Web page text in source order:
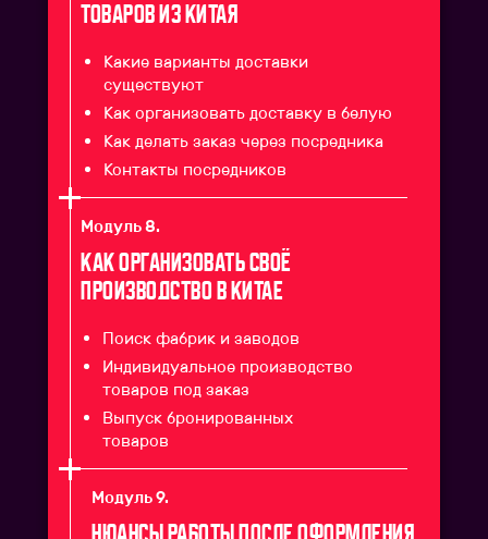
Модуль 9.
Нюансы работы после оформления
Модуль 8.
Как организовать своё
производство в Китае
Поиск фабрик и заводов
Индивидуальное производство
товаров под заказ
Выпуск бронированных
товаров
товаров из Китая
Какие варианты доставки
существуют
Как организовать доставку в белую
Как делать заказ через посредника
Контакты посредников